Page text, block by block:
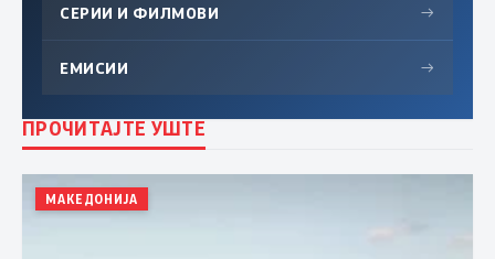
СЕРИИ И ФИЛМОВИ →
ЕМИСИИ →
ПРОЧИТАЈТЕ УШТЕ
МАКЕДОНИЈА